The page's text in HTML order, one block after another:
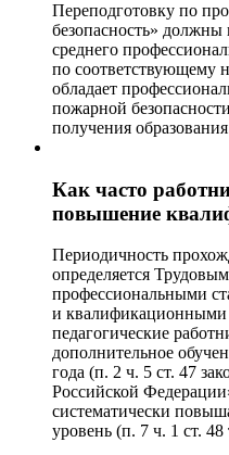
Переподготовку по
безопасность» должны
среднего
по соответствующему
обладает
пожарной
получения
Как часто
повышение
Периодичность
определяется
профессиональными
и квалификационными
педагогические
дополнительное
года (п. 2 ч. 5 ст. 47
Российской
систематически
уровень (п. 7 ч. 1 ст. 48